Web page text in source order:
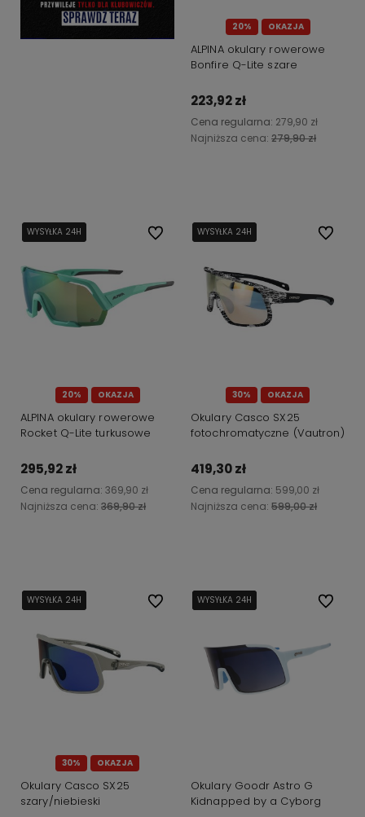
20% OKAZJA
ALPINA okulary rowerowe
Bonfire Q-Lite szare
223,92 zł
Cena regularna: 279,90 zł
Najniższa cena: 279,90 zł
20% OKAZJA
WYSYŁKA 24H
WYSYŁKA 24H
ALPINA okulary rowerowe
Rocket Q-Lite turkusowe
295,92 zł
Cena regularna: 369,90 zł
Najniższa cena: 369,90 zł
Do ulubionych
30% OKAZJA
WYSYŁKA 24H
WYSYŁKA 24H
Okulary Casco SX25
fotochromatyczne (Vautron)
419,30 zł
Cena regularna: 599,00 zł
Najniższa cena: 599,00 zł
Do
30% OKAZJA
WYSYŁKA 24H
WYSYŁKA 24H
WYSYŁKA 24H
Okulary Casco SX25
szary/niebieski
Do ulubionychWYSYŁKA 24H
WYSYŁKA 24H
WYSYŁKA 24H
Okulary Goodr Astro G
Kidnapped by a Cyborg
Do